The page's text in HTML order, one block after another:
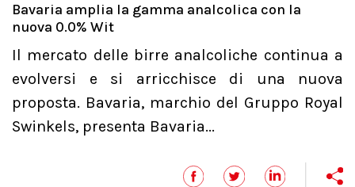
Bavaria amplia la gamma analcolica con la
nuova 0.0% Wit
Il mercato delle birre analcoliche continua a
evolversi e si arricchisce di una nuova
proposta. Bavaria, marchio del Gruppo Royal
Swinkels, presenta Bavaria...